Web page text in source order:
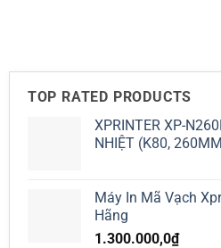
TOP RATED PRODUCTS
XPRINTER XP-
NHIỆT (K80,
Máy In Mã Vạch
Hãng
1.300.000,0₫